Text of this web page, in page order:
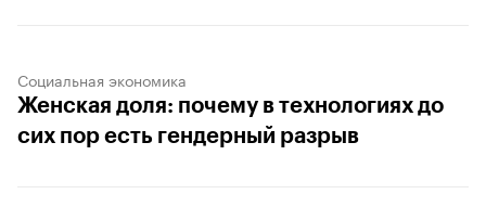
Социальная экономика
Женская доля: почему в технологиях до
сих пор есть гендерный разрыв